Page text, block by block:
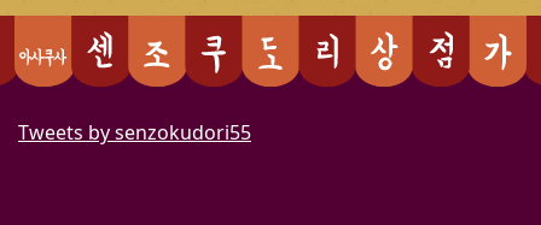
Tweets by senzokudori55